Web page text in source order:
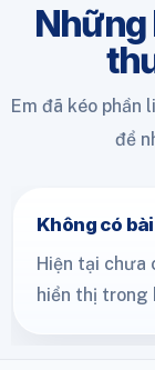
Những
Em đã kéo phần
để
Không có
Hiện tại chưa
hiển thị trong